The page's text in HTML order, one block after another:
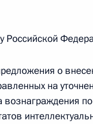
вторник
курортов
33 поручения
Российской
о
на
вознаграждения